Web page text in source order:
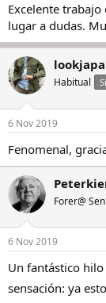
Excelente
lugar a dudas.
Habitual
6 Nov 2019
Fenomenal,
Forer@
6 Nov 2019
Un fantástico
sensación: ya